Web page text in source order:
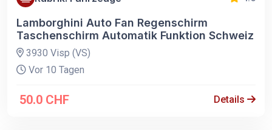
Lamborghini Auto Fan Regenschirm
Taschenschirm Automatik Funktion Schweiz
3930 Visp (VS)
Vor 10 Tagen
50.0 CHF Details